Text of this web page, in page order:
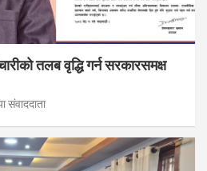
तलब वृद्धि गर्न सरकारसमक्ष
संवाददाता